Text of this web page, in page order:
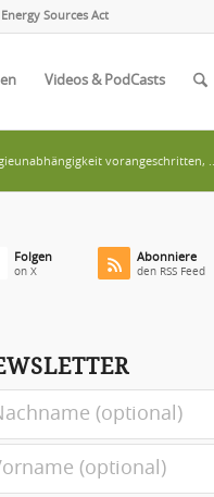
Sources Act
Videos & PodCasts
vorangeschritten, ...
Folgen
on X
Abonniere
den RSS Feed